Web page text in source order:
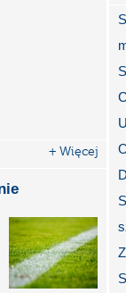
+ Więcej